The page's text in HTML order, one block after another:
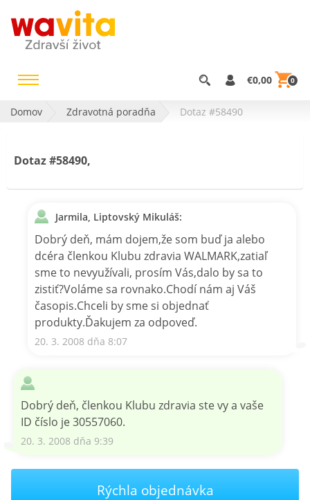
€0,00 0
Domov Zdravotná poradňa Dotaz #58490
Dotaz #58490,
Jarmila, Liptovský Mikuláš:
Dobrý deň, mám dojem,že som buď ja alebo
dcéra členkou Klubu zdravia WALMARK,zatiaľ
sme to nevyužívali, prosím Vás,dalo by sa to
zistiť?Voláme sa rovnako.Chodí nám aj Váš
časopis.Chceli by sme si objednať
produkty.Ďakujem za odpoveď.
20. 3. 2008 dňa 8:07
Dobrý deň, členkou Klubu zdravia ste vy a vaše
ID číslo je 30557060.
20. 3. 2008 dňa 9:39
Rýchla objednávka